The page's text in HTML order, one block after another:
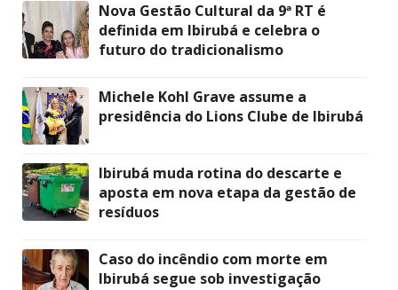
Nova Gestão Cultural da 9ª RT é
definida em Ibirubá e celebra o
futuro do tradicionalismo
Michele Kohl Grave assume a
presidência do Lions Clube de Ibirubá
Ibirubá muda rotina do descarte e
aposta em nova etapa da gestão de
resíduos
Caso do incêndio com morte em
Ibirubá segue sob investigação